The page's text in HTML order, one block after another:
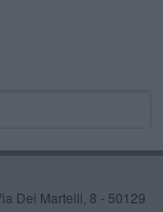
Dei Martelli, 8 - 50129